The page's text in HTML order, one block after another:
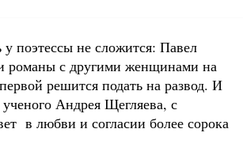
поэтессы не сложится: Павел
романы с другими женщинами на
решится подать на развод. И
ученого Андрея Щегляева, с
в любви и согласии более сорока